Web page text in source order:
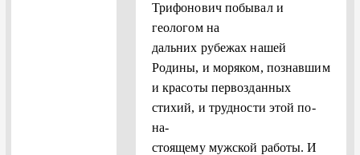
Трифонович побывал и
геологом на
дальних рубежах нашей
Родины, и моряком, познавшим
и красоты первозданных
стихий, и трудности этой по-
на-
стоящему мужской работы. И